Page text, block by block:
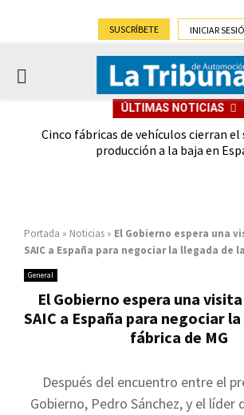
SUSCRÍBETE INICIAR
PRIMARY
ÚLTIMAS NOTICIAS
Cinco fábricas de vehículos cierran
producción a la baja en
Portada » Noticias » El Gobierno espera una
SAIC a España para negociar la llegada de
General
El Gobierno espera una visita
SAIC a España para negociar
fábrica de MG
Después del encuentro entre el
Gobierno, Pedro Sánchez, y el líder